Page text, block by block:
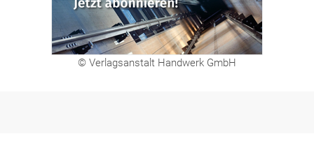
© Verlagsanstalt Handwerk GmbH